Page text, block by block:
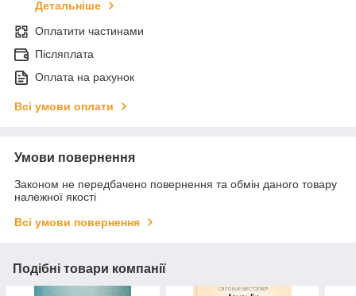
Детальніше
Оплатити частинами
Післяплата
Оплата на рахунок
Всі умови оплати
Умови повернення
Законом не передбачено повернення та обмін даного товару
належної якості
Всі умови повернення
Подібні товари компанії